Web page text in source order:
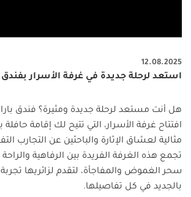
12.08.2025
استعد لرحلة جديدة في غرفة الأسرار
هل أنت مستعد لرحلة جديدة ومثيرة؟ فندق
افتتاح غرفة الأسرار، التي تتيح لك إقامة
مثالية لعشاق الإثارة والباحثين عن التجارب
تجمع هذه الغرفة الفريدة بين الرفاهية
سحر الغموض والمفاجأة، لتقدم لزائريها
بالجديد في كل تفاصيلها.